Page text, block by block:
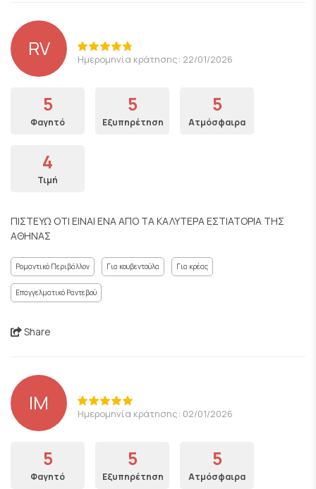
RV Ημερομηνία κράτησης: 22/01/2026
5
Φαγητό
5
Εξυπηρέτηση
5
Ατμόσφαιρα
4
Τιμή
ΠΙΣΤΕΥΩ ΟΤΙ ΕΙΝΑΙ ΕΝΑ ΑΠΟ ΤΑ ΚΑΛΥΤΕΡΑ ΕΣΤΙΑΤΟΡΙΑ ΤΗΣ
ΑΘΗΝΑΣ
Ρομαντικό Περιβάλλον Για κουβεντούλα Για κρέας
Επαγγελματικό Ραντεβού
Share
IM Ημερομηνία κράτησης: 02/01/2026
5
Φαγητό
5
Εξυπηρέτηση
5
Ατμόσφαιρα